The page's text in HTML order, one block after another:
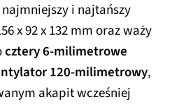
i najtańszy
x 92 x 132 mm oraz waży
cztery 6-milimetrowe
120-milimetrowy,
akapit wcześniej